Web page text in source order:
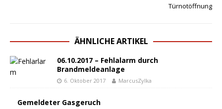
Türnotöffnung
ÄHNLICHE ARTIKEL
06.10.2017 – Fehlalarm durch
Brandmeldeanlage
6. Oktober 2017 MarcusZylka
Gemeldeter Gasgeruch